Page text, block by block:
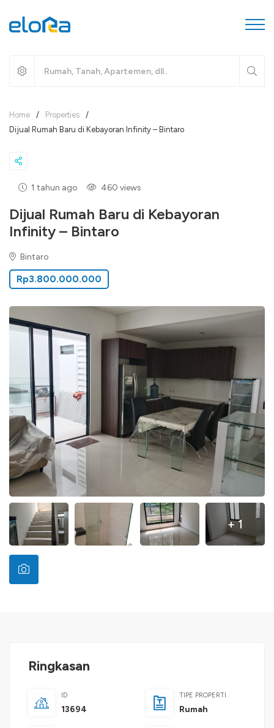
Home / Properties
/
Dijual Rumah Baru di Kebayoran Infinity – Bintaro
1 tahun ago 460 views
Dijual Rumah Baru di Kebayoran
Infinity – Bintaro
Bintaro
Rp3.800.000.000
+ 1
Ringkasan
ID
13694
TIPE PROPERTI
Rumah